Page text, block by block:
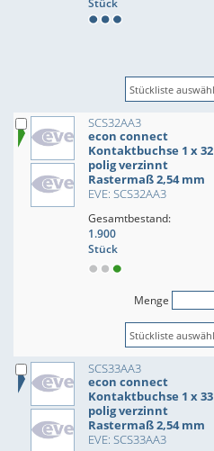
Stück
SCS32AA3
econ connect
Kontaktbuchse 1 x 32
polig verzinnt
Rastermaß 2,54 mm
EVE: SCS32AA3
Gesamtbestand:
1.900
Stück
Menge
SCS33AA3
econ connect
Kontaktbuchse 1 x 33
polig verzinnt
Rastermaß 2,54 mm
EVE: SCS33AA3